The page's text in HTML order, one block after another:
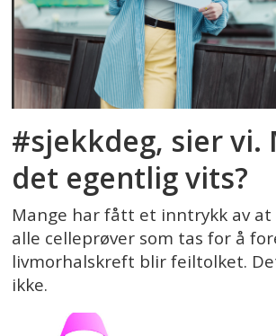
#sjekkdeg, sier vi.
det egentlig vits?
Mange har fått et inntrykk av
alle celleprøver som tas for å
livmorhalskreft blir feiltolket.
ikke.